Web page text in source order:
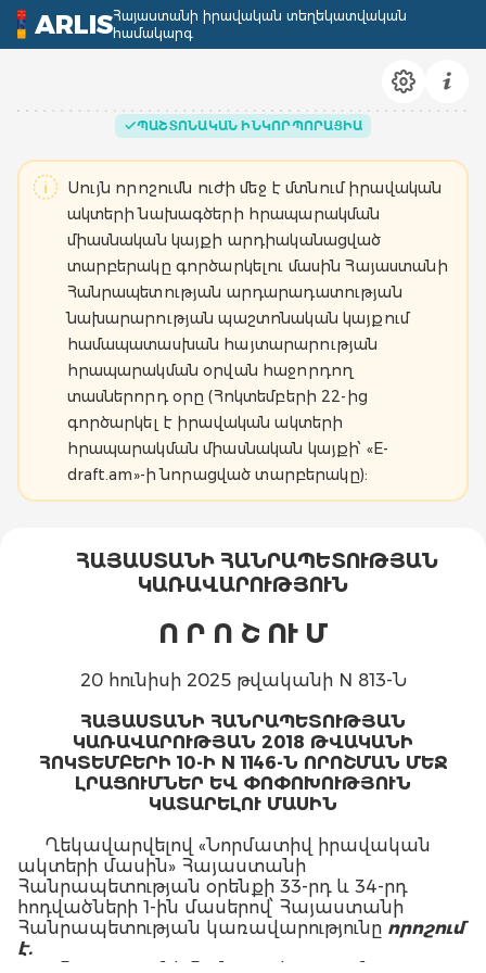
ARLISՀայաստանի իրավական տեղեկատվական
համակարգ
ՊԱՇՏՈՆԱԿԱՆ ԻՆԿՈՐՊՈՐԱՑԻԱ
Սույն որոշումն ուժի մեջ է մտնում իրավական
ակտերի նախագծերի հրապարակման
միասնական կայքի արդիականացված
տարբերակը գործարկելու մասին Հայաստանի
Հանրապետության արդարադատության
նախարարության պաշտոնական կայքում
համապատասխան հայտարարության
հրապարակման օրվան հաջորդող
տասներորդ օրը (Հոկտեմբերի 22-ից
գործարկել է իրավական ակտերի
հրապարակման միասնական կայքի՝ «E-
draft.am»-ի նորացված տարբերակը):
ՀԱՅԱՍՏԱՆԻ ՀԱՆՐԱՊԵՏՈՒԹՅԱՆ
ԿԱՌԱՎԱՐՈՒԹՅՈՒՆ
Ո Ր Ո Շ ՈՒ Մ
20 հունիսի 2025 թվականի N 813-Ն
ՀԱՅԱՍՏԱՆԻ ՀԱՆՐԱՊԵՏՈՒԹՅԱՆ
ԿԱՌԱՎԱՐՈՒԹՅԱՆ 2018 ԹՎԱԿԱՆԻ
ՀՈԿՏԵՄԲԵՐԻ 10-Ի N 1146-Ն ՈՐՈՇՄԱՆ ՄԵՋ
ԼՐԱՑՈՒՄՆԵՐ ԵՎ ՓՈՓՈԽՈՒԹՅՈՒՆ
ԿԱՏԱՐԵԼՈՒ ՄԱՍԻՆ
Ղեկավարվելով «Նորմատիվ իրավական
ակտերի մասին» Հայաստանի
Հանրապետության օրենքի 33-րդ և 34-րդ
հոդվածների 1-ին մասերով՝ Հայաստանի
Հանրապետության կառավարությունը որոշում
է.